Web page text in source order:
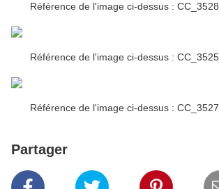
Référence de l'image ci-dessus :
Référence de l'image ci-dessus :
Référence de l'image ci-dessus :
Partager